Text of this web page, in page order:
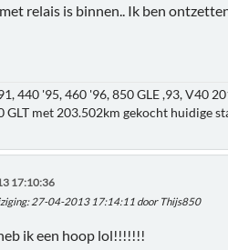
relais is binnen.. Ik ben
440 '95, 460 '96, 850 GLE ,93, V40
GLT met 203.502km gekocht huidige
17:10:36
: 27-04-2013 17:14:11 door Thijs850
ik een hoop lol!!!!!!!